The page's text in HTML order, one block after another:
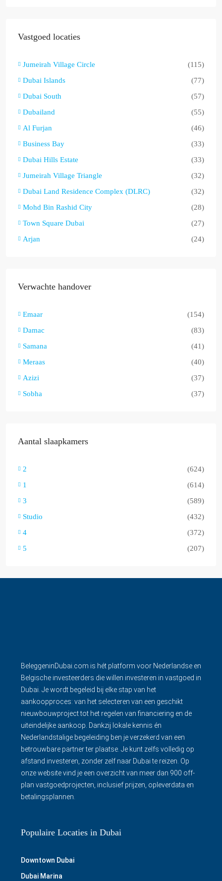
Vastgoed locaties
Jumeirah Village Circle
(115)
Dubai Islands
(77)
Dubai South
(57)
Dubailand
(55)
Al Furjan
(46)
Business Bay
(33)
Dubai Hills Estate
(33)
Jumeirah Village Triangle
(32)
Dubai Land Residence Complex (DLRC)
(32)
Mohd Bin Rashid City
(28)
Town Square Dubai
(27)
Arjan
(24)
Verwachte handover
Emaar
(154)
Damac
(83)
Samana
(41)
Meraas
(40)
Azizi
(37)
Sobha
(37)
Aantal slaapkamers
2
(624)
1
(614)
3
(589)
Studio
(432)
4
(372)
5
(207)
BeleggeninDubai.com is hét platform voor Nederlandse en
Belgische investeerders die willen investeren in vastgoed in
Dubai. Je wordt begeleid bij elke stap van het
aankoopproces: van het selecteren van een geschikt
nieuwbouwproject tot het regelen van financiering en de
uiteindelijke aankoop. Dankzij lokale kennis én
Nederlandstalige begeleiding ben je verzekerd van een
betrouwbare partner ter plaatse. Je kunt zelfs volledig op
afstand investeren, zonder zelf naar Dubai te reizen. Op
onze website vind je een overzicht van meer dan 900 off-
plan vastgoedprojecten, inclusief prijzen, opleverdata en
betalingsplannen.
Populaire Locaties in Dubai
Downtown Dubai
Dubai Marina